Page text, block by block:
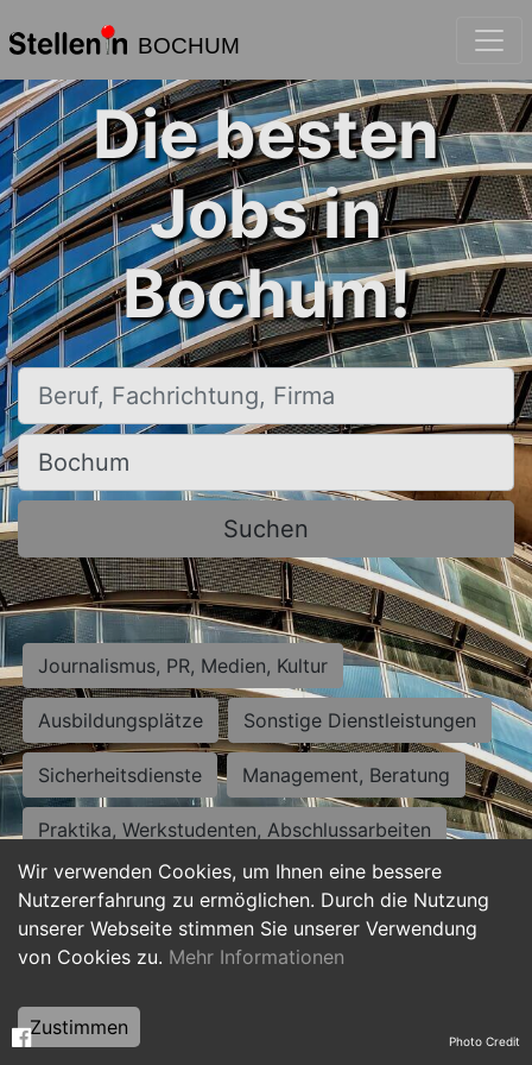
BOCHUM
Wir verwenden Cookies, um Ihnen eine bessere
Nutzererfahrung zu ermöglichen. Durch die Nutzung
unserer Webseite stimmen Sie unserer Verwendung
von Cookies zu. Mehr Informationen
Zustimmen
Die besten
Jobs in
Bochum!
Beruf, Fachrichtung, Firma
Ort, Stadt
Suchen
Journalismus, PR, Medien, Kultur
Ausbildungsplätze Sonstige Dienstleistungen
Sicherheitsdienste Management, Beratung
Praktika, Werkstudenten, Abschlussarbeiten
Personalwesen Assistenz, Sekretariat
Hilfskräfte, Aushilfs- und Nebenjobs
Weiterbildung, Studium, duale Ausbildung Photo Credit